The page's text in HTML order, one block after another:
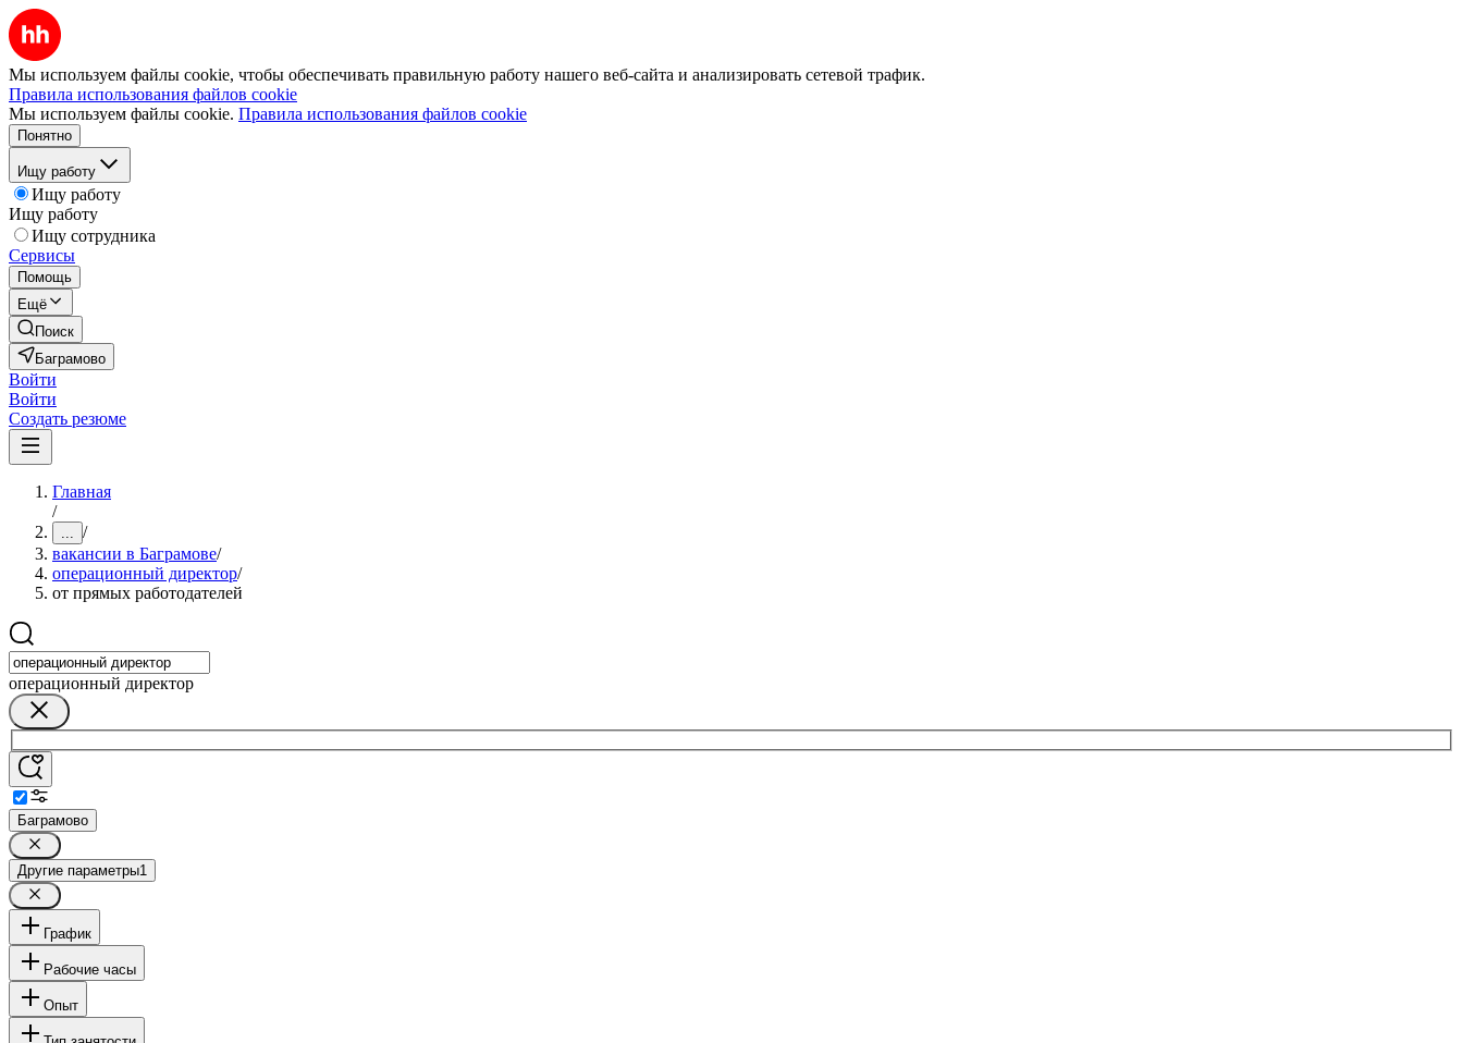
Мы используем файлы cookie, чтобы обеспечивать правильную работу нашего веб-сайта и анализировать сетевой трафик.
Правила использования файлов cookie
Мы используем файлы cookie. Правила использования файлов cookie
Понятно
Ищу работу
Ищу работу
Ищу работу
Ищу сотрудника
Сервисы
Помощь
Ещё
Поиск
Баграмово
Войти
Войти
Создать резюме
Главная
/
... /
вакансии в Баграмове/
операционный директор/
от прямых работодателей
операционный директор
Баграмово
Другие параметры1
График
Рабочие часы
Опыт